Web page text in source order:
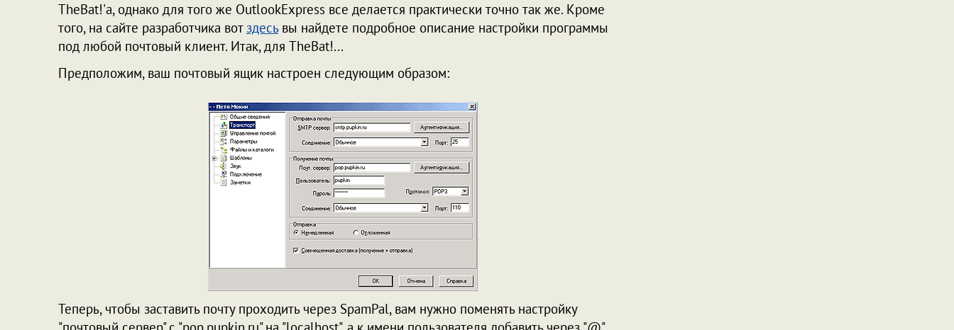
TheBat!'а, однако для того же OutlookExpress все делается практически точно так же. Кроме
того, на сайте разработчика вот здесьвы найдете подробное описание настройки программы
под любой почтовый клиент. Итак, для TheBat!...
Предположим, ваш почтовый ящик настроен следующим образом:
Теперь, чтобы заставить почту проходить через SpamPal, вам нужно поменять настройку